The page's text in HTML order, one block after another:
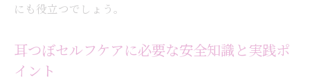
分けるコツ
事項
にも役立つでしょう。
耳つぼセルフケアに必要な安全知識と実践ポ
イント